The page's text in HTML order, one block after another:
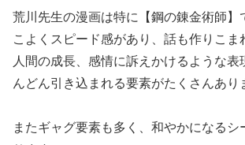
荒川先生の漫画は特に【鋼の錬金術師】
こよくスピード感があり、話も作りこま
人間の成長、感情に訴えかけるような表
んどん引き込まれる要素がたくさんあり
またギャグ要素も多く、和やかになるシ